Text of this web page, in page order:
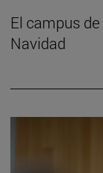
El campus
Navidad